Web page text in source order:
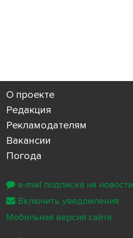
О проекте
Редакция
Рекламодателям
Вакансии
Погода
e-mail подписка на новости
Включить уведомления
Мобильная версия сайта